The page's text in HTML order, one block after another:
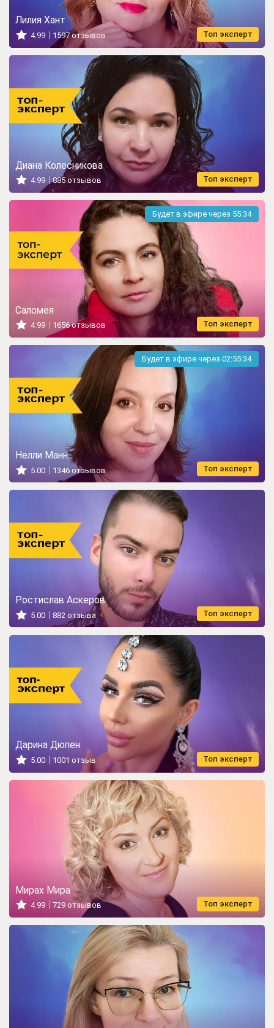
Топ эксперт
Лилия Хант
4.99 1597 отзывов
Топ эксперт
Диана Колесникова
4.99 885 отзывов
Будет в эфире через 55:32
Топ эксперт
Саломея
4.99 1656 отзывов
Будет в эфире через 02:55:32
Топ эксперт
Нелли Манн
5.00 1346 отзывов
Топ эксперт
Ростислав Аскеров
5.00 882 отзыва
Топ эксперт
Дарина Дюпен
5.00 1001 отзыв
Топ эксперт
Мирах Мира
4.99 729 отзывов